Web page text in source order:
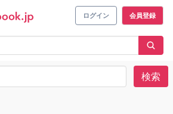
ログイン 会員登録
検索